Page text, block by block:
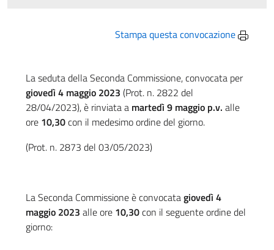
Stampa questa convocazione
La seduta della Seconda Commissione, convocata per
giovedì 4 maggio 2023 (Prot. n. 2822 del
28/04/2023), è rinviata a martedì 9 maggio p.v. alle
ore 10,30con il medesimo ordine del giorno.
(Prot. n. 2873 del 03/05/2023)
La Seconda Commissione è convocatagiovedì 4
maggio 2023 alle ore 10,30con il seguente ordine del
giorno: